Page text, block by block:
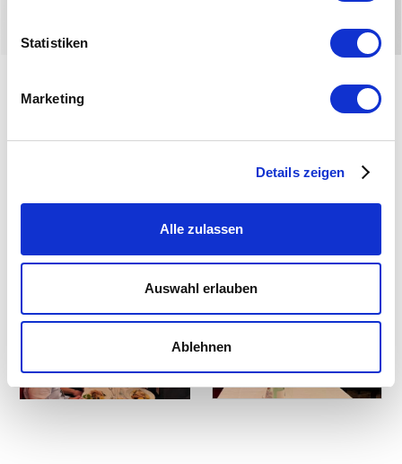
Statistiken
Marketing
Details zeigen
Alle zulassen
Auswahl erlauben
Ablehnen
Bilder